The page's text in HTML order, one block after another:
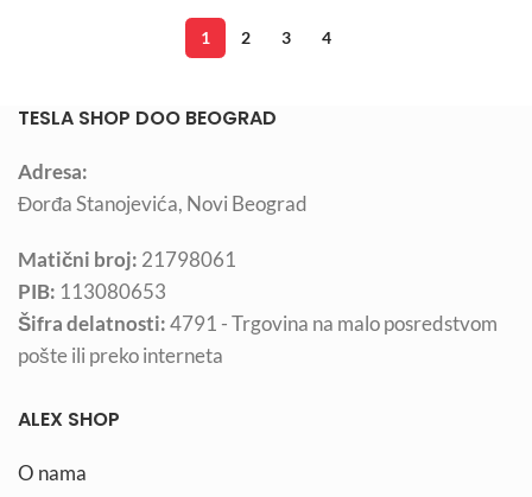
1 2 3 4
TESLA SHOP DOO BEOGRAD
Adresa:
Đorđa Stanojevića, Novi Beograd
Matični broj: 21798061
PIB: 113080653
Šifra delatnosti:4791 - Trgovina na malo posredstvom
pošte ili preko interneta
ALEX SHOP
O nama